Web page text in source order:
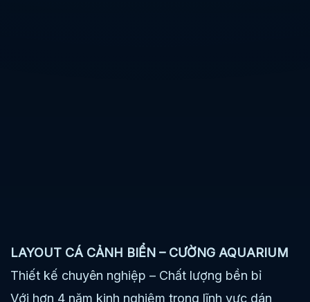
LAYOUT CÁ CẢNH BIỂN – CƯỜNG AQUARIUM
Thiết kế chuyên nghiệp – Chất lượng bền bỉ
Với hơn 4 năm kinh nghiệm trong lĩnh vực dán